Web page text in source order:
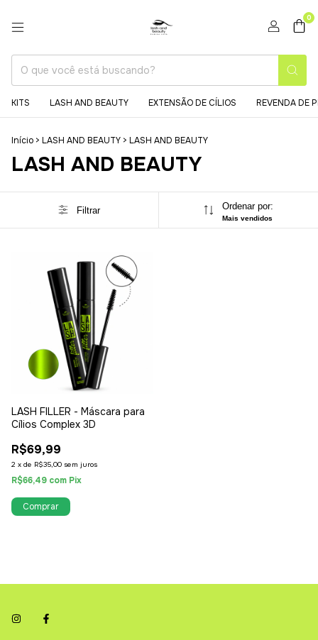
0
KITS LASH AND BEAUTY EXTENSÃO DE CÍLIOS REVENDA DE
Início > LASH AND BEAUTY > LASH AND BEAUTY
LASH AND BEAUTY
Filtrar Ordenar por:
Mais vendidos
LASH FILLER - Máscara para
Cílios Complex 3D
R$69,99
2 x de R$35,00 sem juros
R$66,49 com Pix